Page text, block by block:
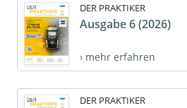
DER PRAKTIKER
Ausgabe 6 (2026)
› mehr erfahren
DER PRAKTIKER